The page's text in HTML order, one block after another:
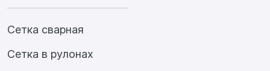
Сетка сварная
Сетка в рулонах